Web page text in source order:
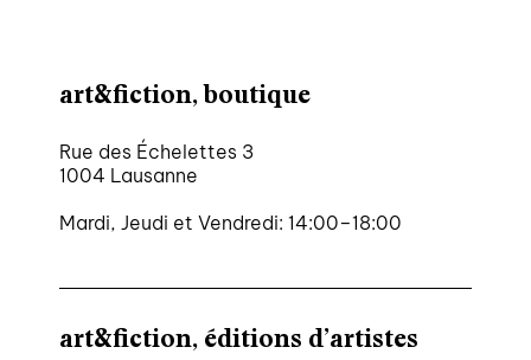
art&fiction, boutique
Rue des Échelettes 3
1004 Lausanne
Mardi, Jeudi et Vendredi: 14:00–18:00
art&fiction, éditions d’artistes